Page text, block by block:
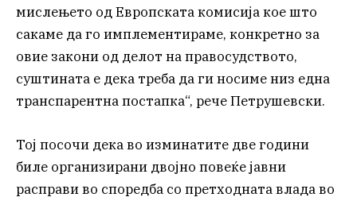
мислењето од Европската комисија кое што
сакаме да го имплементираме, конкретно за
овие закони од делот на правосудството,
суштината е дека треба да ги носиме низ една
транспарентна постапка“, рече Петрушевски.
Тој посочи дека во изминатите две години
биле организирани двојно повеќе јавни
расправи во споредба со претходната влада во